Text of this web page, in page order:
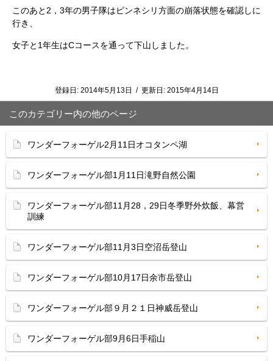
このあと2，3年の男子隊はピンネシリ方面の崩落状態を確認しに
行き、
女子と1年生はCコースを通って下山しました。
登録日: 2014年5月13日 / 更新日: 2015年4月14日
このカテゴリー内の他のページ
ワンダーフォーゲル2月11日オコタンペ湖
ワンダーフォーゲル部1月11日滝野自然公園
ワンダーフォーゲル部11月28，29日冬季野外炊飯、幕営
訓練
ワンダーフォーゲル部11月3日空沼岳登山
ワンダーフォーゲル部10月17日余市岳登山
ワンダーフォーゲル部９月２１日神威岳登山
ワンダーフォーゲル部9月6日手稲山